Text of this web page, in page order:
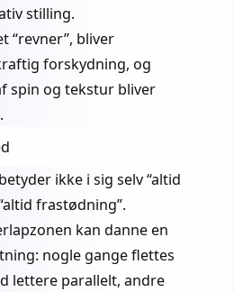
stilling.
“revner”, bliver
forskydning, og
spin og tekstur bliver
ikke i sig selv “altid
frastødning”.
kan danne en
nogle gange flettes
lettere parallelt, andre